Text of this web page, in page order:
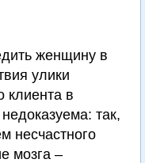
женщину в
улики
клиента в
так,
несчастного
мозга –